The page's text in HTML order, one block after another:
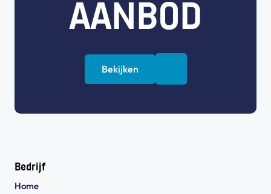
AANBOD
Bekijken
Bedrijf
Home